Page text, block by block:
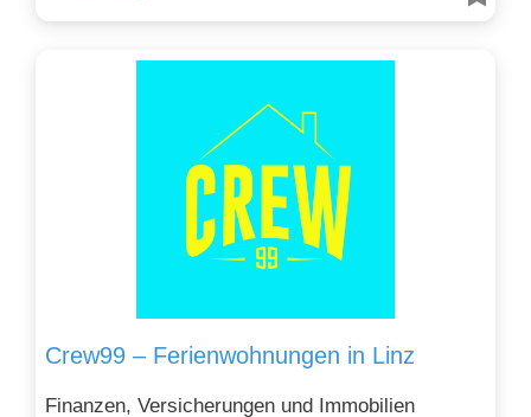
Crew99 – Ferienwohnungen in Linz
Finanzen, Versicherungen und Immobilien